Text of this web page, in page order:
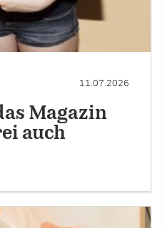
11.07.2026
Magazin
auch